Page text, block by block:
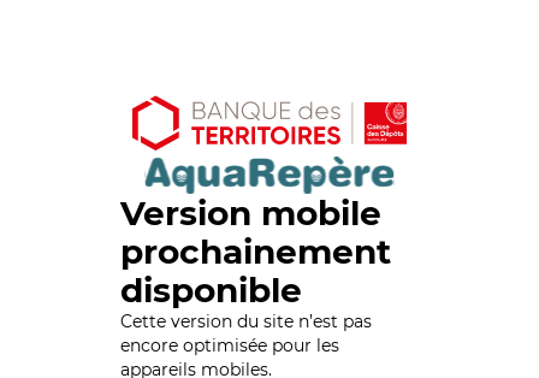
Version mobile
prochainement
disponible
Cette version du site n’est pas
encore optimisée pour les
appareils mobiles.